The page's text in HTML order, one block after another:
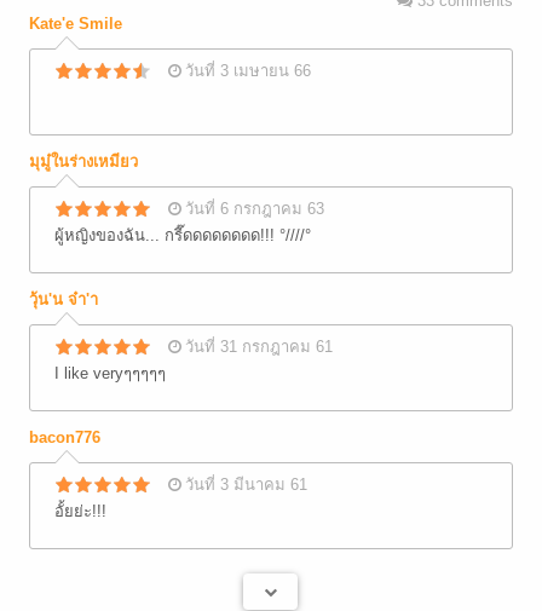
Kate'e Smile
วันที่ 3 เมษายน 66
มุมู๋ในร่างเหมียว
วันที่ 6 กรกฎาคม 63
ผู้หญิงของฉัน... กรี๊ดดดดดดดด!!! °////°
วุ้น'น จ๋า'า
วันที่ 31 กรกฎาคม 61
I like veryๆๆๆๆๆ
bacon776
วันที่ 3 มีนาคม 61
อั้ยย่ะ!!!